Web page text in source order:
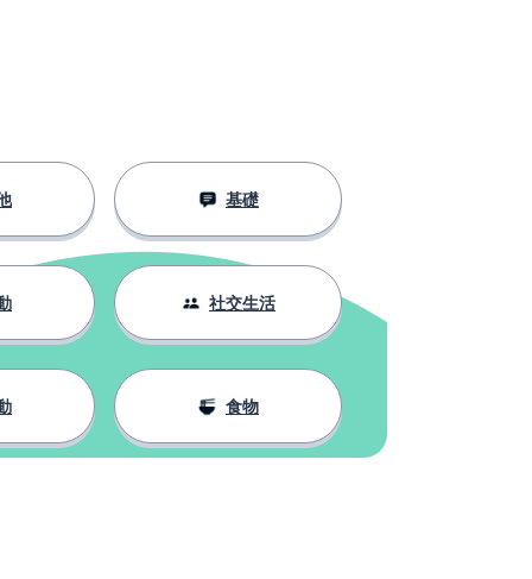
基礎
社交生活
食物